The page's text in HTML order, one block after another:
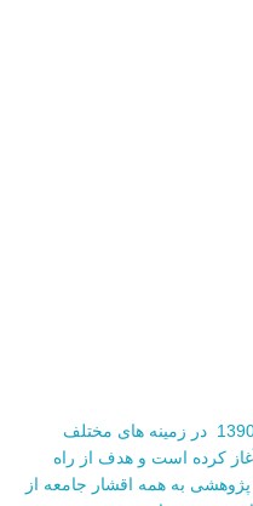
تیم پژوهشی کوله پشتی از اواخر سال 1390 در زمینه های مختلف
کرده است و هدف از راه
به همه اقشار جامعه از